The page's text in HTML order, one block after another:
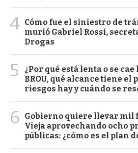
4 Cómo fue el siniestro de
murió Gabriel Rossi,
Drogas
5
¿Por qué está lenta o se
BROU, qué alcance tiene el
riesgos hay y cuándo se
6
Gobierno quiere llevar mil
Vieja aprovechando ocho
públicas: ¿cómo es el plan